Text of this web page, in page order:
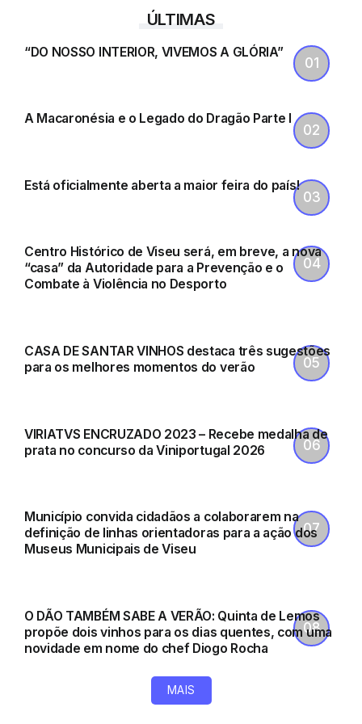
ÚLTIMAS
“DO NOSSO INTERIOR, VIVEMOS A GLÓRIA”
A Macaronésia e o Legado do Dragão Parte I
Está oficialmente aberta a maior feira do país!
Centro Histórico de Viseu será, em breve, a nova
“casa” da Autoridade para a Prevenção e o
Combate à Violência no Desporto
CASA DE SANTAR VINHOS destaca três sugestões
para os melhores momentos do verão
VIRIATVS ENCRUZADO 2023 – Recebe medalha de
prata no concurso da Viniportugal 2026
Município convida cidadãos a colaborarem na
definição de linhas orientadoras para a ação dos
Museus Municipais de Viseu
O DÃO TAMBÉM SABE A VERÃO: Quinta de Lemos
propõe dois vinhos para os dias quentes, com uma
novidade em nome do chef Diogo Rocha
MAIS